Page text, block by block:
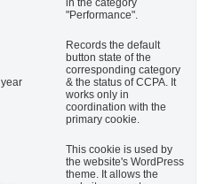
"Performance".
Records the default
button state of the
corresponding category
& the status of CCPA. It
works only in
coordination with the
primary cookie.
This cookie is used by
the website's WordPress
theme. It allows the